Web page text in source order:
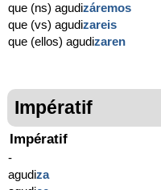
que (ns) agudizáremos
que (vs) agudizareis
que (ellos) agudizaren
Impératif
Impératif
-
agudiza